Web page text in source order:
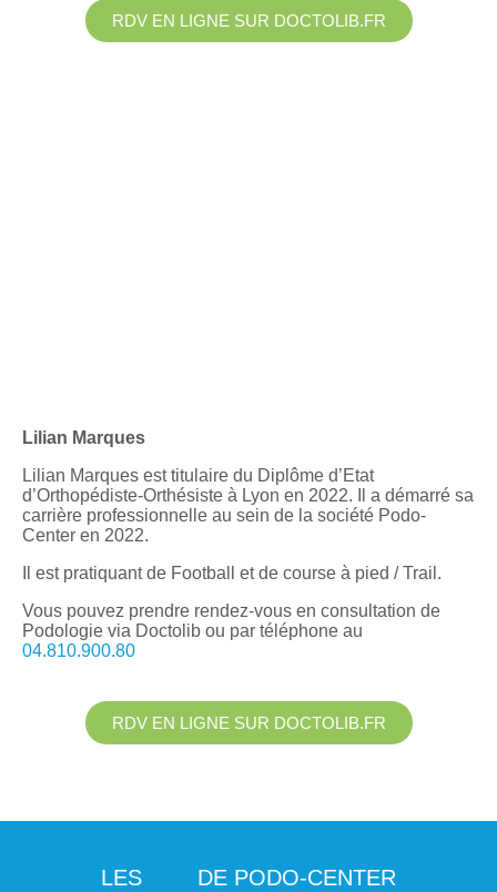
RDV EN LIGNE SUR DOCTOLIB.FR
Lilian Marques
Lilian Marques est titulaire du Diplôme d’Etat
d’Orthopédiste-Orthésiste à Lyon en 2022. Il a démarré sa
carrière professionnelle au sein de la société Podo-
Center en 2022.
Il est pratiquant de Football et de course à pied / Trail.
Vous pouvez prendre rendez-vous en consultation de
Podologie via Doctolib ou par téléphone au
04.810.900.80
RDV EN LIGNE SUR DOCTOLIB.FR
LES DE PODO-CENTER